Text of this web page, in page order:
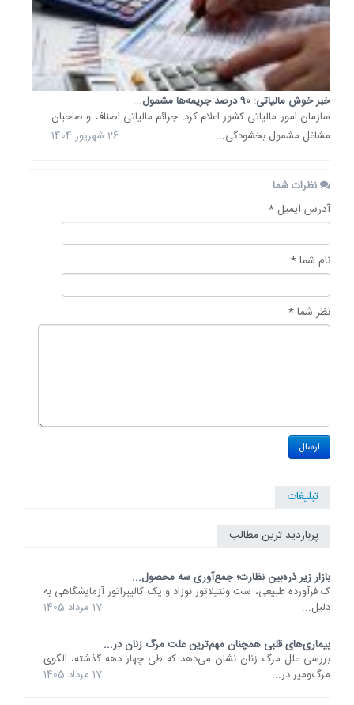
خبر خوش مالیاتی: 90 درصد جریمه‌ها مشمول...
سازمان امور مالیاتی کشور اعلام کرد: جرائم مالیاتی اصناف و صاحبان
مشاغل مشمول بخشودگی...
26 شهریور 1404
نظرات شما
آدرس ایمیل *
نام شما *
نظر شما *
تبلیغات
پربازدید ترین مطالب
بازار زیر ذره‌بین نظارت؛ جمع‌آوری سه محصول...
ک فرآورده طبیعی، ست ونتیلاتور نوزاد و یک کالیبراتور آزمایشگاهی به
دلیل...
17 مرداد 1405
بیماری‌های قلبی همچنان مهم‌ترین علت مرگ زنان در...
بررسی علل مرگ زنان نشان می‌دهد که طی چهار دهه گذشته، الگوی
مرگ‌ومیر در...
17 مرداد 1405